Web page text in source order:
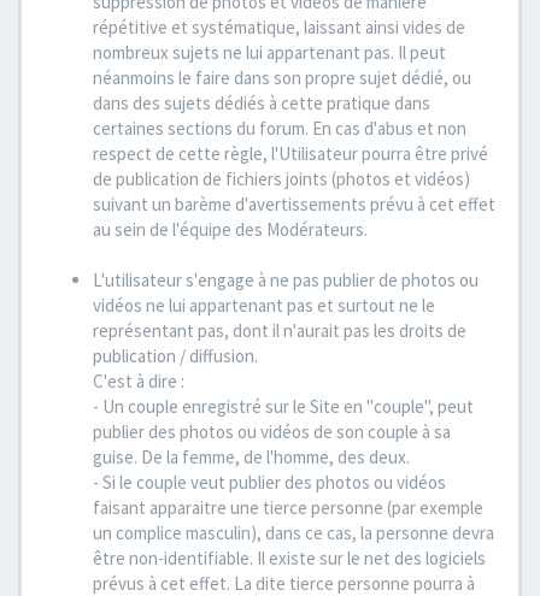
répétitive et systématique, laissant ainsi vides de
nombreux sujets ne lui appartenant pas. Il peut
néanmoins le faire dans son propre sujet dédié, ou
dans des sujets dédiés à cette pratique dans
certaines sections du forum. En cas d'abus et non
respect de cette règle, l'Utilisateur pourra être privé
de publication de fichiers joints (photos et vidéos)
suivant un barème d'avertissements prévu à cet effet
au sein de l'équipe des Modérateurs.
L'utilisateur s'engage à ne pas publier de photos ou
vidéos ne lui appartenant pas et surtout ne le
représentant pas, dont il n'aurait pas les droits de
publication / diffusion.
C'est à dire :
- Un couple enregistré sur le Site en "couple", peut
publier des photos ou vidéos de son couple à sa
guise. De la femme, de l'homme, des deux.
- Si le couple veut publier des photos ou vidéos
faisant apparaitre une tierce personne (par exemple
un complice masculin), dans ce cas, la personne devra
être non-identifiable. Il existe sur le net des logiciels
prévus à cet effet. La dite tierce personne pourra à